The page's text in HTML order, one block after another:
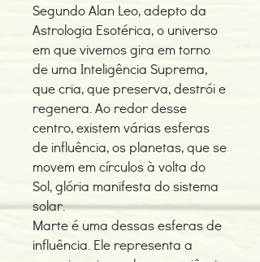
Segundo Alan Leo, adepto da
Astrologia Esotérica, o universo
em que vivemos gira em torno
de uma Inteligência Suprema,
que cria, que preserva, destrói e
regenera. Ao redor desse
centro, existem várias esferas
de influência, os planetas, que se
movem em círculos à volta do
Sol, glória manifesta do sistema
solar.
Marte é uma dessas esferas de
influência. Ele representa a